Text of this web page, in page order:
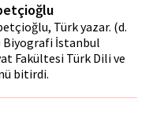
Türk yazar. (d.
Biyografi İstanbul
Fakültesi Türk Dili ve
bitirdi.